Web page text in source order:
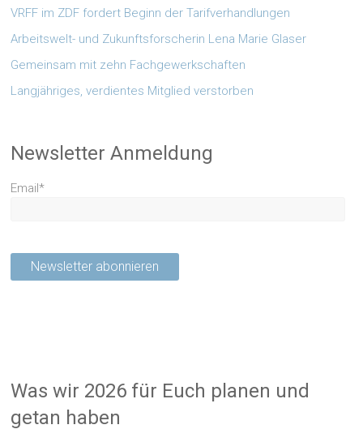
VRFF im ZDF fordert Beginn der Tarifverhandlungen
Arbeitswelt- und Zukunftsforscherin Lena Marie Glaser
Gemeinsam mit zehn Fachgewerkschaften
Langjähriges, verdientes Mitglied verstorben
Newsletter Anmeldung
Email*
Was wir 2026 für Euch planen und
getan haben